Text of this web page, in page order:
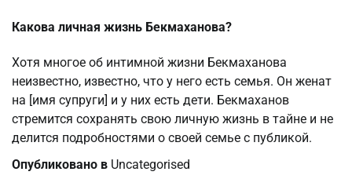
Какова личная жизнь Бекмаханова?
Хотя многое об интимной жизни Бекмаханова
неизвестно, известно, что у него есть семья. Он женат
на [имя супруги] и у них есть дети. Бекмаханов
стремится сохранять свою личную жизнь в тайне и не
делится подробностями о своей семье с публикой.
Опубликовано в Uncategorised